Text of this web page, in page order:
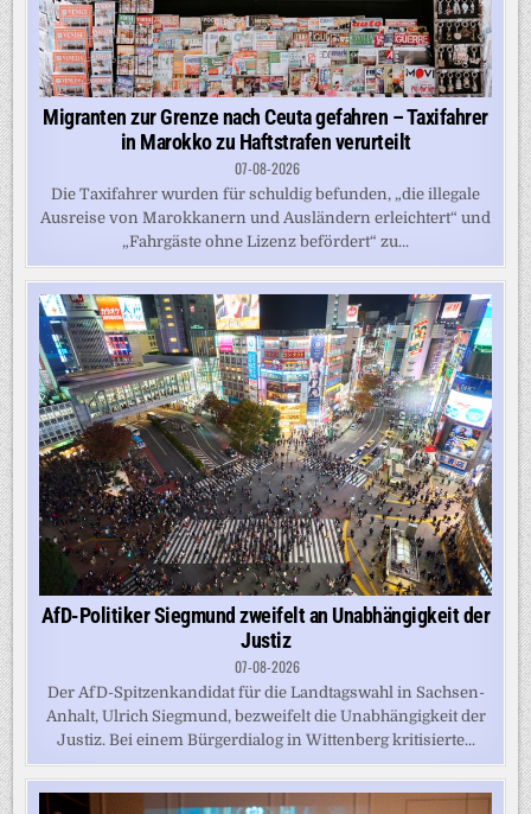
Migranten zur Grenze nach Ceuta gefahren – Taxifahrer
in Marokko zu Haftstrafen verurteilt
07-08-2026
Die Taxifahrer wurden für schuldig befunden, „die illegale
Ausreise von Marokkanern und Ausländern erleichtert“ und
„Fahrgäste ohne Lizenz befördert“ zu...
AfD-Politiker Siegmund zweifelt an Unabhängigkeit der
Justiz
07-08-2026
Der AfD-Spitzenkandidat für die Landtagswahl in Sachsen-
Anhalt, Ulrich Siegmund, bezweifelt die Unabhängigkeit der
Justiz. Bei einem Bürgerdialog in Wittenberg kritisierte...